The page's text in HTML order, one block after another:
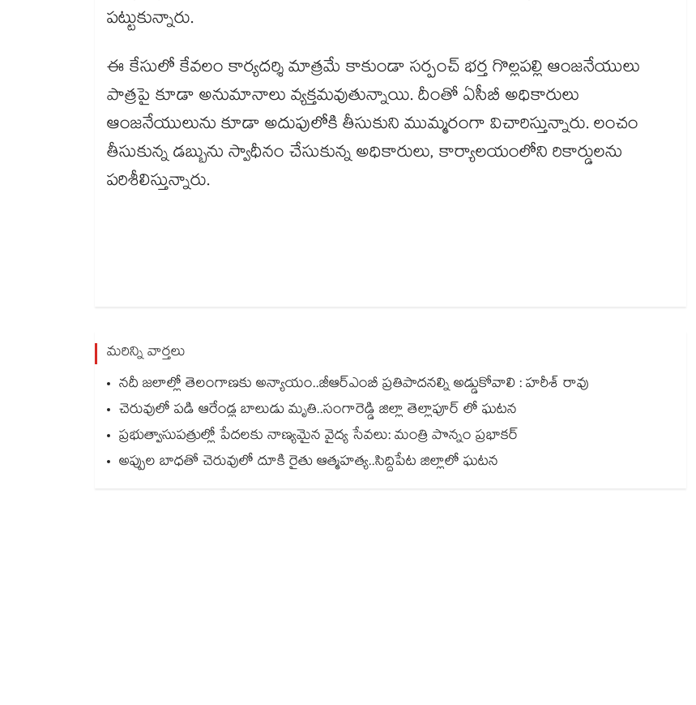
పట్టుకున్నారు.
ఈ కేసులో కేవలం కార్యదర్శి మాత్రమే కాకుండా సర్పంచ్ భర్త గొల్లపల్లి ఆంజనేయులు
పాత్రపై కూడా అనుమానాలు వ్యక్తమవుతున్నాయి. దీంతో ఏసీబీ అధికారులు
ఆంజనేయులును కూడా అదుపులోకి తీసుకుని ముమ్మరంగా విచారిస్తున్నారు. లంచం
తీసుకున్న డబ్బును స్వాధీనం చేసుకున్న అధికారులు, కార్యాలయంలోని రికార్డులను
పరిశీలిస్తున్నారు.
మరిన్ని వార్తలు
నదీ జలాల్లో తెలంగాణకు అన్యాయం..జీఆర్ఎంబీ ప్రతిపాదనల్ని అడ్డుకోవాలి : హరీశ్ రావు
చెరువులో పడి ఆరేండ్ల బాలుడు మృతి..సంగారెడ్డి జిల్లా తెల్లాపూర్ లో ఘటన
ప్రభుత్వాసుపత్రుల్లో పేదలకు నాణ్యమైన వైద్య సేవలు: మంత్రి పొన్నం ప్రభాకర్
అప్పుల బాధతో చెరువులో దూకి రైతు ఆత్మహత్య..సిద్దిపేట జిల్లాలో ఘటన